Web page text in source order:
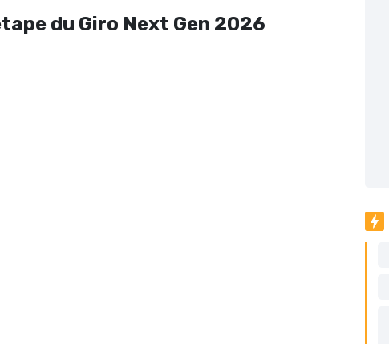
du Giro Next Gen 2026